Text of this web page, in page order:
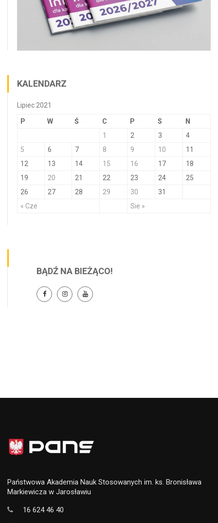
KALENDARZ
Lipiec 2021
P W Ś C P S N
« Cze Sie »
1 2 3
4
5
6 7 8 9 10
11
12
13 14 15 16 17
18
19
20 21 22 23 24
25
26
27 28 29 30 31
BĄDŹ NA BIEŻĄCO!
Państwowa Akademia Nauk Stosowanych im. ks. Bronisława
Markiewicza w Jarosławiu
16 624 46 40